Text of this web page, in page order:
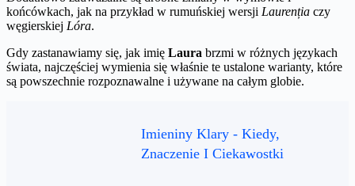
końcówkach, jak na przykład w rumuńskiej wersji Laurenția czy
węgierskiej Lóra.
Gdy zastanawiamy się, jak imię Laura brzmi w różnych językach
świata, najczęściej wymienia się właśnie te ustalone warianty, które
są powszechnie rozpoznawalne i używane na całym globie.
Imieniny Klary - Kiedy,
Znaczenie I Ciekawostki